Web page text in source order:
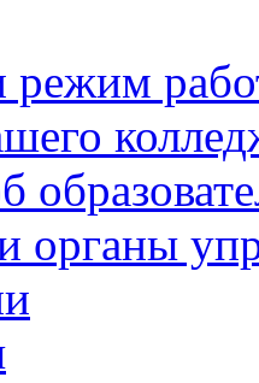
режим
органы